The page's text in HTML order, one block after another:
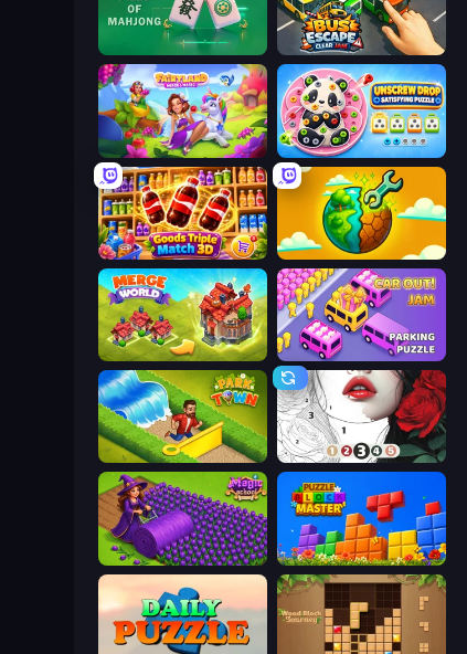
Piles of Mahjong Bus Escape: Clear Jam
Fairyland Merge & Magic Unscrew Drop: Satisfying Puzzle
Goods Triple Match 3D Land Explorers: Merge & Build
Merge World Car OUT! Jam Parking Puzzle
Park Town Numicolor
Magic School Puzzle Block Master